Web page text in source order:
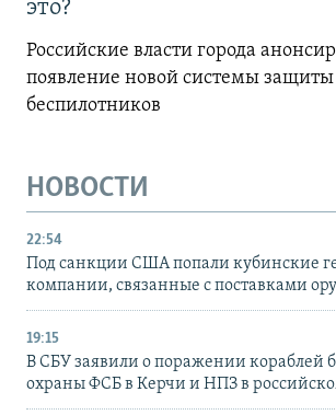
это?
Российские власти города
появление новой системы защиты
беспилотников
НОВОСТИ
22:54
Под санкции США попали кубинские
компании, связанные с поставками
19:15
В СБУ заявили о поражении кораблей
охраны ФСБ в Керчи и НПЗ в